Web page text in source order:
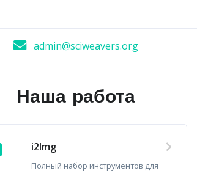
admin@sciweavers.org
Наша работа
i2Img
Полный набор инструментов для